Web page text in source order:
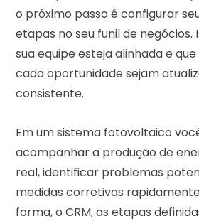
o próximo passo é configurar
etapas no seu funil de negócios.
sua equipe esteja alinhada e
cada oportunidade sejam
consistente.
Em um sistema fotovoltaico
acompanhar a produção de
real, identificar problemas
medidas corretivas
forma, o CRM, as etapas